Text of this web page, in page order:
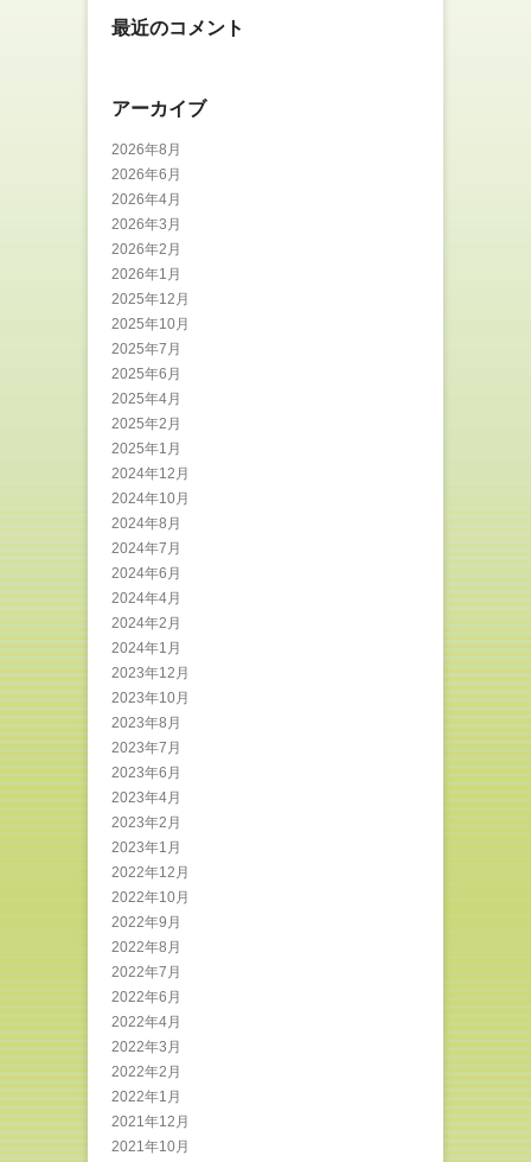
最近のコメント
アーカイブ
2026年8月
2026年6月
2026年4月
2026年3月
2026年2月
2026年1月
2025年12月
2025年10月
2025年7月
2025年6月
2025年4月
2025年2月
2025年1月
2024年12月
2024年10月
2024年8月
2024年7月
2024年6月
2024年4月
2024年2月
2024年1月
2023年12月
2023年10月
2023年8月
2023年7月
2023年6月
2023年4月
2023年2月
2023年1月
2022年12月
2022年10月
2022年9月
2022年8月
2022年7月
2022年6月
2022年4月
2022年3月
2022年2月
2022年1月
2021年12月
2021年10月